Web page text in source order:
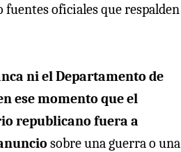
oficiales que respalden
ni el Departamento de
ese momento que el
republicano fuera a
sobre una guerra o una